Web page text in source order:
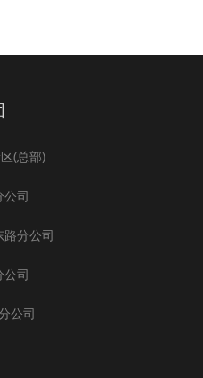
(总部)
公司
分公司
公司
公司